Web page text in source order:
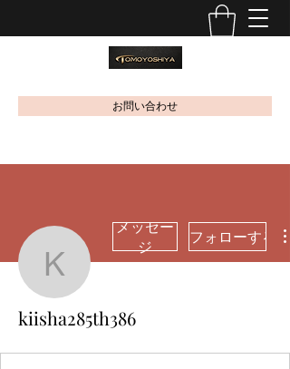
お問い合わせ
kiisha285th386
メッセー
ジ
フォローする
kiisha285th386